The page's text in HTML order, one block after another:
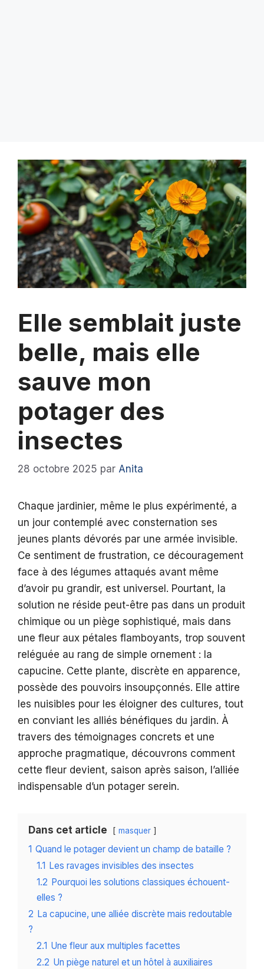
Elle semblait juste
belle, mais elle
sauve mon
potager des
insectes
28 octobre 2025 par Anita
Chaque jardinier, même le plus expérimenté, a
un jour contemplé avec consternation ses
jeunes plants dévorés par une armée invisible.
Ce sentiment de frustration, ce découragement
face à des légumes attaqués avant même
d’avoir pu grandir, est universel. Pourtant, la
solution ne réside peut-être pas dans un produit
chimique ou un piège sophistiqué, mais dans
une fleur aux pétales flamboyants, trop souvent
reléguée au rang de simple ornement : la
capucine. Cette plante, discrète en apparence,
possède des pouvoirs insoupçonnés. Elle attire
les nuisibles pour les éloigner des cultures, tout
en conviant les alliés bénéfiques du jardin. À
travers des témoignages concrets et une
approche pragmatique, découvrons comment
cette fleur devient, saison après saison, l’alliée
indispensable d’un potager serein.
Dans cet article masquer
1 Quand le potager devient un champ de bataille ?
1.1 Les ravages invisibles des insectes
1.2 Pourquoi les solutions classiques échouent-
elles ?
2 La capucine, une alliée discrète mais redoutable
?
2.1 Une fleur aux multiples facettes
2.2 Un piège naturel et un hôtel à auxiliaires